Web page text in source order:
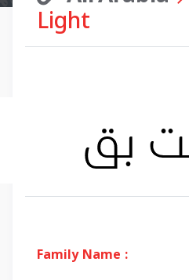
Light
Family Name :